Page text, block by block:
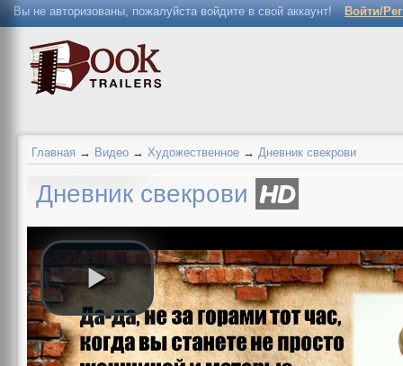
Вы не авторизованы, пожалуйста войдите в свой аккаунт! Войти/
Главная → Видео → Художественное → Дневник свекрови
Дневник свекрови HD